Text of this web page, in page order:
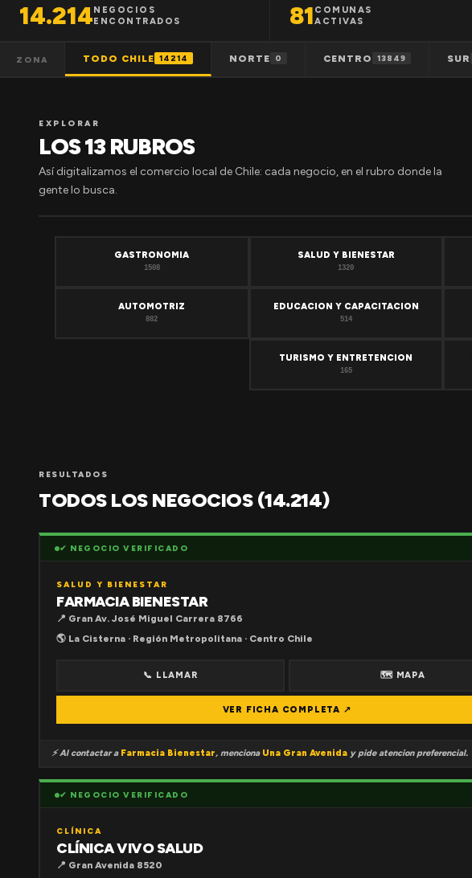
14.214NEGOCIOS
ENCONTRADOS
81COMUNAS
ACTIVAS
ZONA TODO CHILE 14214 NORTE 0 CENTRO 13849 SUR
EXPLORAR
LOS 13 RUBROS
Así digitalizamos el comercio local de Chile: cada negocio, en el rubro donde la
gente lo busca.
GASTRONOMIA
1508
SALUD Y BIENESTAR
1320
AUTOMOTRIZ
882
EDUCACION Y CAPACITACION
514
TURISMO Y ENTRETENCION
165
RESULTADOS
TODOS LOS NEGOCIOS (14.214)
✔ NEGOCIO VERIFICADO
SALUD Y BIENESTAR
FARMACIA BIENESTAR
📍 Gran Av. José Miguel Carrera 8766
🌎 La Cisterna · Región Metropolitana · Centro Chile
📞 LLAMAR 🗺 MAPA
VER FICHA COMPLETA ↗
⚡ Al contactar a Farmacia Bienestar, menciona Una Gran Avenida y pide atencion preferencial.
✔ NEGOCIO VERIFICADO
CLÍNICA
CLÍNICA VIVO SALUD
📍 Gran Avenida 8520